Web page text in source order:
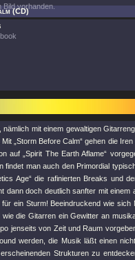
Bild vorhanden.
(CD)
mit einem gewaltigen
„Storm Before Calm“ gehen die
auf „Spirit The Earth Aflame“
man auch den Primordial
Age“ die rafinierten Breaks und
dann doch deutlich sanfter mit
ein Sturm! Beeindruckend wie sich
die Gitarren ein Gewitter an
jenseits von Zeit und Raum
werden, die Musik läßt einen
Strukturen zu